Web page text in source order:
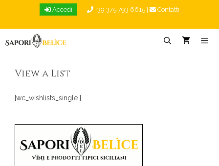
Accedi +39 375 793 6615 Contatti
View a List
[wc_wishlists_single ]